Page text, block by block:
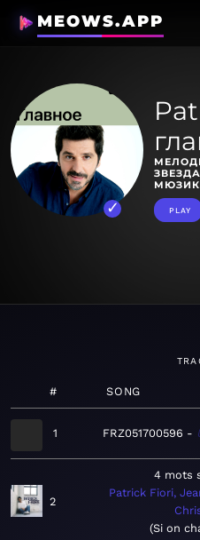
MEOWS.APP
PLAY
# SONG
1 FRZ051700596
2
4 mots
Patrick Fiori,
Si on